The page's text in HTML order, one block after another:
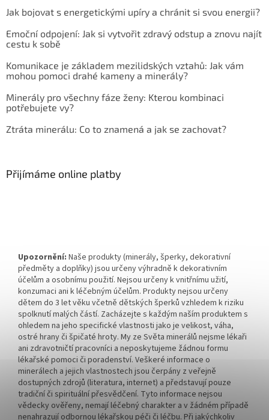
Jak bojovat s energetickými upíry a chránit si svou energii?
Emoční odpojení: Jak si vytvořit zdravý odstup a znovu najít
cestu k sobě
Komunikace je základem mezilidských vztahů: Jak vám
mohou pomoci drahé kameny a minerály?
Minerály pro všechny fáze ženy: Kterou kombinaci
potřebujete vy?
Ztráta minerálu: Co to znamená a jak se zachovat?
Přijímáme online platby
Upozornění: Naše produkty (minerály, šperky, dekorativní
předměty a doplňky) jsou určeny výhradně k dekorativním
účelům a osobnímu použití. Nejsou určeny k vnitřnímu užití,
konzumaci ani k léčebným účelům. Produkty nejsou určeny
dětem do 3 let věku včetně dětských šperků vzhledem k riziku
spolknutí malých částí. Zacházejte s každým naším produktem s
ohledem na jeho specifické vlastnosti jako je velikost, váha,
ostré hrany či špičaté hroty. My ze Světa minerálů nejsme lékaři
ani zdravotničtí pracovníci a neposkytujeme žádnou formu
lékařské pomoci či poradenství. Veškeré informace o
minerálech a jejich vlastnostech jsou čerpány z veřejně
dostupných zdrojů (literatura, internet) a představují pouze
tradiční či spirituální přesvědčení. Tyto informace nejsou
vědecky ověřeny, nemají léčebný charakter a v žádném případě
nenahrazují odbornou lékařskou péči či léčbu. Při jakýchkoliv